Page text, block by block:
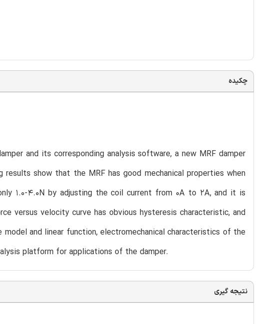
چکیده
and its corresponding analysis software, a new MRF damper
show that the MRF has good mechanical properties when
1.0-4.0N by adjusting the coil current from 0A to 2A, and it is
versus velocity curve has obvious hysteresis characteristic, and
and linear function, electromechanical characteristics of the
platform for applications of the damper.
نتیجه گیری